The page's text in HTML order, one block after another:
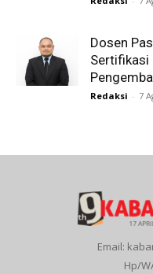
Dosen
Sertifikasi
Redaksi - 7
Email:
Hp/